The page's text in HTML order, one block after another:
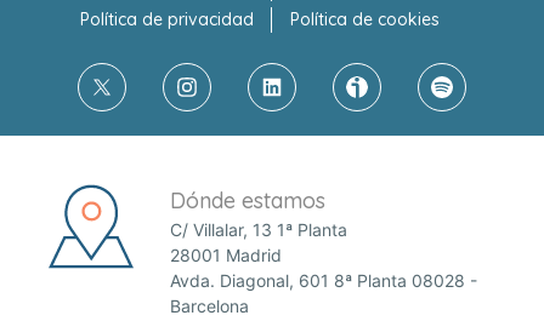
Política de privacidad
Política de cookies
Dónde estamos
C/ Villalar, 13 1ª Planta
28001 Madrid
Avda. Diagonal, 601 8ª Planta 08028 -
Barcelona